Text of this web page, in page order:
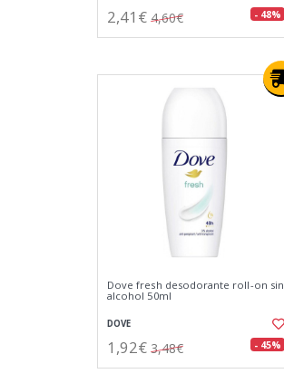
2,41€ 4,60€ - 48%
Dove fresh desodorante roll-on sin
alcohol 50ml
DOVE
1,92€ 3,48€ - 45%